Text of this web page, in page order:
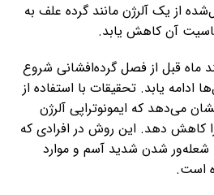
از یک آلرژن مانند گرده علف به
آن کاهش یابد.
ماه قبل از فصل گرده‌افشانی شروع
یابد. تحقیقات با استفاده از
می‌دهد که ایمونوتراپی آلرژن
کاهش دهد. این روش در افرادی که
شعله‌ور شدن شدید آسم و موارد
است.